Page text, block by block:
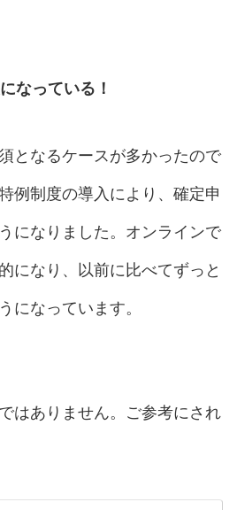
なっている！
となるケースが多かったので
例制度の導入により、確定申
になりました。オンラインで
になり、以前に比べてずっと
になっています。
はありません。ご参考にされ